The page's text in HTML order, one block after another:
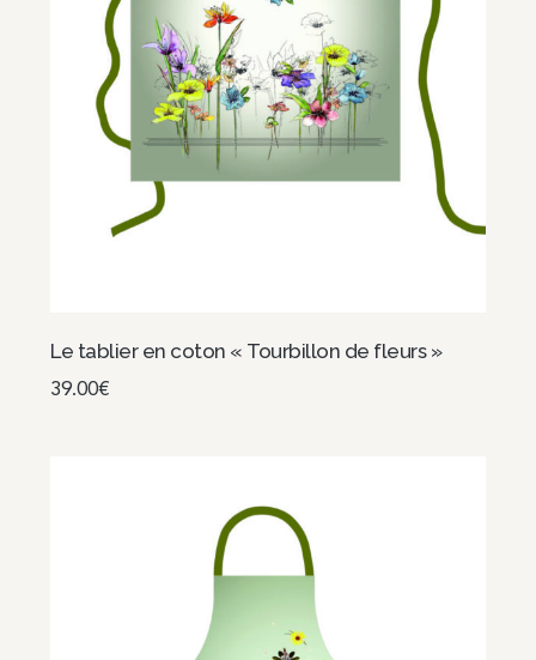
Le tablier en coton « Tourbillon de fleurs »
39.00€